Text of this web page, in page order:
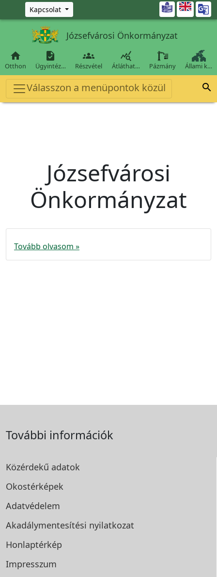
Ugrás a fő tartalomra
Kapcsolat 
Józsefvárosi Önkormányzat

Otthon

Ügyintéz…

Részvétel

Átláthat… Pázmány Állami k…
Válasszon a menüpontok közül 
Józsefvárosi
Önkormányzat
Tovább olvasom »
További információk
Közérdekű adatok
Okostérképek
Adatvédelem
Akadálymentesítési nyilatkozat
Honlaptérkép
Impresszum